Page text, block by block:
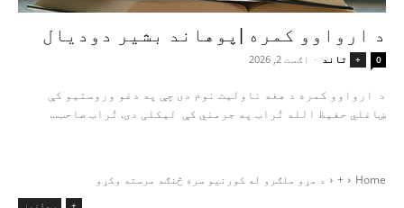
د ارواوو کمره |پوهاند بشیر دودیال
+ تاند - اګست 2, 2026 0
د ارواوو کمره د هغه ناولیت نوم دی چې په دغو وروستیو کې
ښاغلي حفیظ الله تُراب په جرمني کې لیکلی دی. تُراب صاحب...